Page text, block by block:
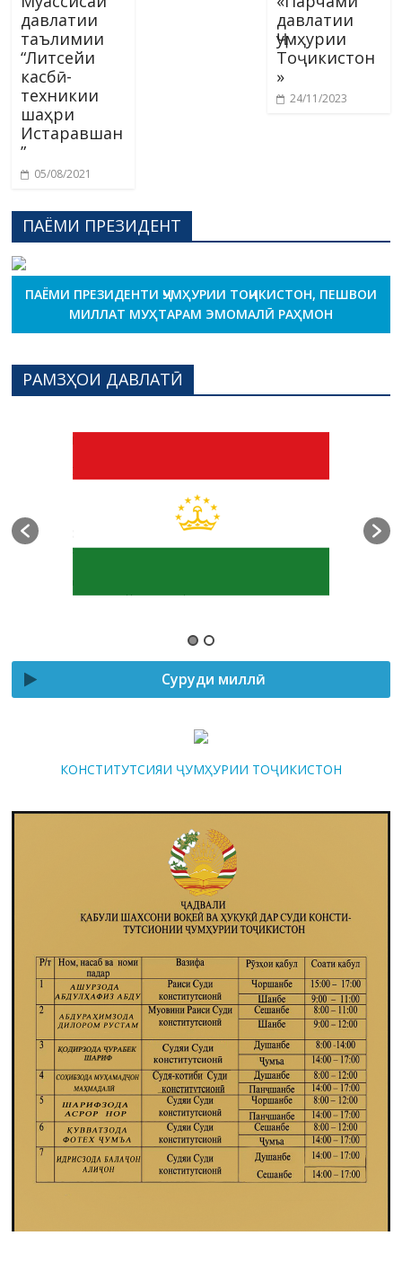
давлатии
таълимии
“Литсейи
касбӣ-
техникии
шаҳри
Истаравшан
”
05/08/2021
давлатии
Ҷумҳурии
Тоҷикистон
»
24/11/2023
ПАЁМИ ПРЕЗИДЕНТ
ПАЁМИ ПРЕЗИДЕНТИ ҶУМҲУРИИ ТОҶИКИСТОН, ПЕШВОИ
МИЛЛАТ МУҲТАРАМ ЭМОМАЛӢ РАҲМОН
РАМЗҲОИ ДАВЛАТӢ
Суруди миллӣ
КОНСТИТУТСИЯИ ҶУМҲУРИИ ТОҶИКИСТОН